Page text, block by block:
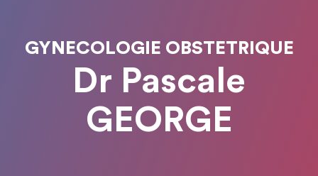
GYNECOLOGIE OBSTETRIQUE
Dr Pascale
GEORGE